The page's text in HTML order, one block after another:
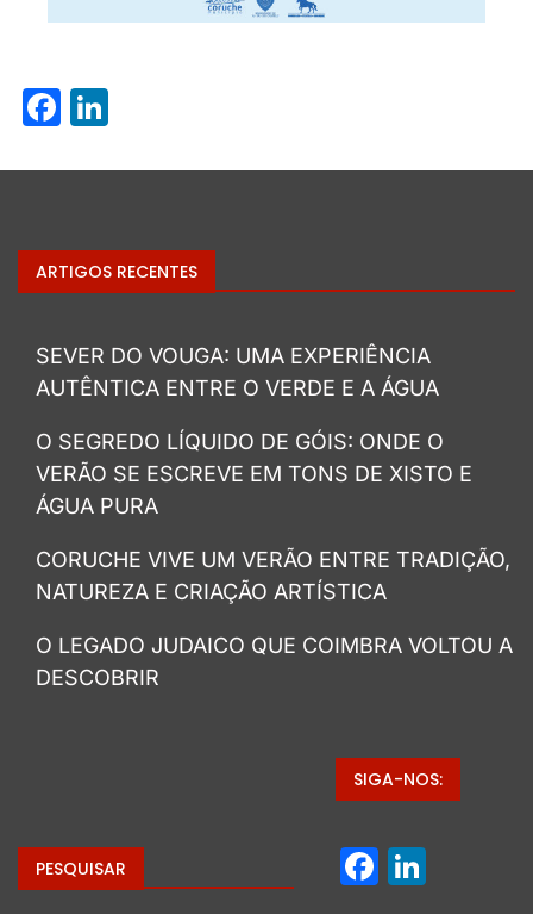
Facebook
ARTIGOS RECENTES
SEVER DO VOUGA: UMA EXPERIÊNCIA
AUTÊNTICA ENTRE O VERDE E A ÁGUA
O SEGREDO LÍQUIDO DE GÓIS: ONDE O
VERÃO SE ESCREVE EM TONS DE XISTO E
ÁGUA PURA
CORUCHE VIVE UM VERÃO ENTRE TRADIÇÃO,
NATUREZA E CRIAÇÃO ARTÍSTICA
O LEGADO JUDAICO QUE COIMBRA VOLTOU A
DESCOBRIR
PESQUISAR
SIGA-NOS: